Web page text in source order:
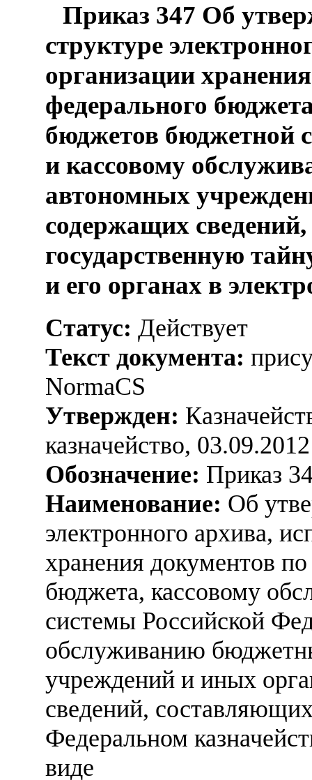
Приказ 347 Об
структуре
организации
федерального
бюджетов бюджетной
и кассовому
автономных
содержащих
государственную
и его органах в
Статус: Действует
Текст документа:
NormaCS
Утвержден:
казначейство, 03.09.2012
Обозначение: Приказ
Наименование: Об
электронного архива,
хранения документов
бюджета, кассовому
системы Российской
обслуживанию
учреждений и иных
сведений,
Федеральном
виде